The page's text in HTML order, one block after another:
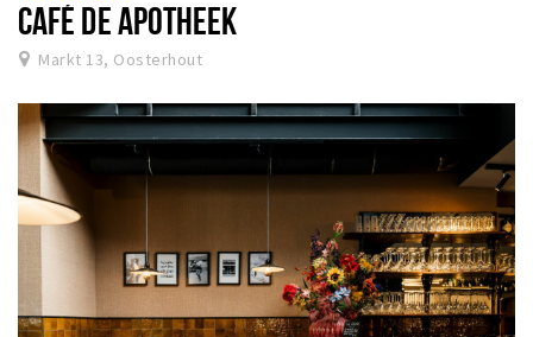
CAFÉ DE APOTHEEK
Markt 13, Oosterhout